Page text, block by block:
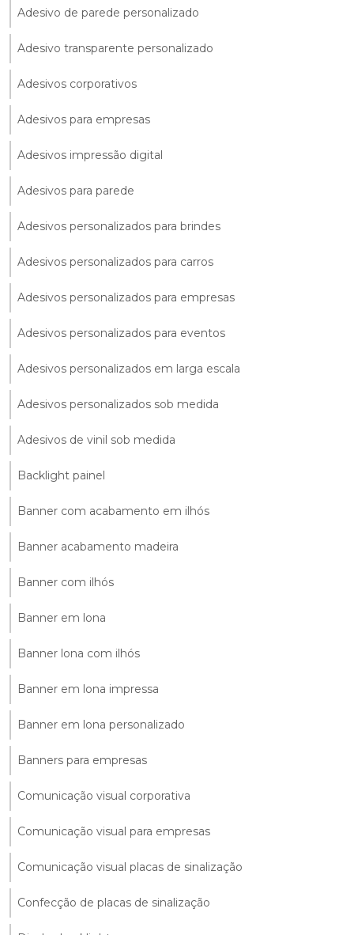
Adesivo de parede personalizado
Adesivo transparente personalizado
Adesivos corporativos
Adesivos para empresas
Adesivos impressão digital
Adesivos para parede
Adesivos personalizados para brindes
Adesivos personalizados para carros
Adesivos personalizados para empresas
Adesivos personalizados para eventos
Adesivos personalizados em larga escala
Adesivos personalizados sob medida
Adesivos de vinil sob medida
Backlight painel
Banner com acabamento em ilhós
Banner acabamento madeira
Banner com ilhós
Banner em lona
Banner lona com ilhós
Banner em lona impressa
Banner em lona personalizado
Banners para empresas
Comunicação visual corporativa
Comunicação visual para empresas
Comunicação visual placas de sinalização
Confecção de placas de sinalização